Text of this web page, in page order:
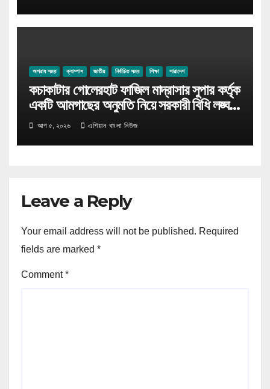
অপরাধ সময় ক্যাম্পাস জাতীয় নির্বাচিত সময় শিক্ষা সারাদেশ
কচাকাটার গোলেরহাট ফাজিল মাদ্রাসার সুপার কর্তৃক
একটি আমগাছের অনুমতি নিয়ে সরকারী বিধি লঙ্ঘন
করে ৪ টি ইউক্লিপ্টাস গাছ কর্তন,তদন্তে
বনবিভাগ।
আগ ৫, ২০২৬ এশিয়ান বাংলা নিউজ
Leave a Reply
Your email address will not be published. Required
fields are marked *
Comment*